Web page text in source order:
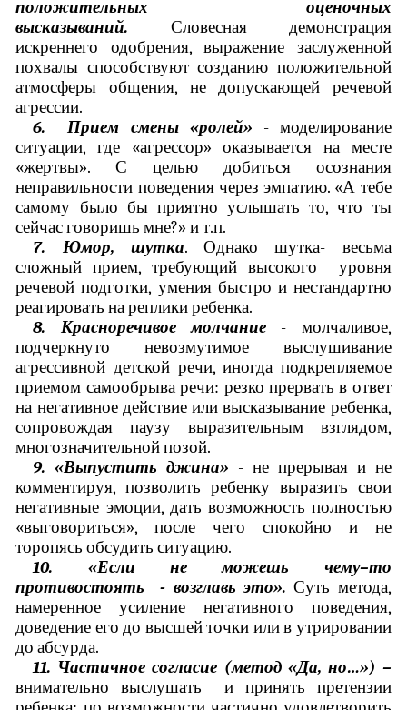
положительных оценочных
высказываний. Словесная демонстрация
искреннего одобрения, выражение заслуженной
похвалы способствуют созданию положительной
атмосферы общения, не допускающей речевой
агрессии.
6. Прием смены «ролей» - моделирование
ситуации, где «агрессор» оказывается на месте
«жертвы». С целью добиться осознания
неправильности поведения через эмпатию. «А тебе
самому было бы приятно услышать то, что ты
сейчас говоришь мне?» и т.п.
7. Юмор, шутка. Однако шутка- весьма
сложный прием, требующий высокого уровня
речевой подготки, умения быстро и нестандартно
реагировать на реплики ребенка.
8. Красноречивое молчание - молчаливое,
подчеркнуто невозмутимое выслушивание
агрессивной детской речи, иногда подкрепляемое
приемом самообрыва речи: резко прервать в ответ
на негативное действие или высказывание ребенка,
сопровождая паузу выразительным взглядом,
многозначительной позой.
9. «Выпустить джина» - не прерывая и не
комментируя, позволить ребенку выразить свои
негативные эмоции, дать возможность полностью
«выговориться», после чего спокойно и не
торопясь обсудить ситуацию.
10. «Если не можешь чему–то
противостоять - возглавь это».Суть метода,
намеренное усиление негативного поведения,
доведение его до высшей точки или в утрировании
до абсурда.
11. Частичное согласие (метод «Да, но…») –
внимательно выслушать и принять претензии